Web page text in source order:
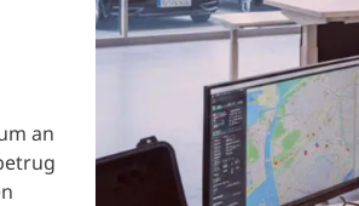
an